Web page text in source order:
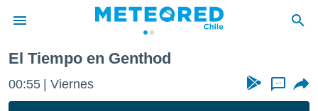
de
El Tiempo en Genthod
00:55 Viernes ...